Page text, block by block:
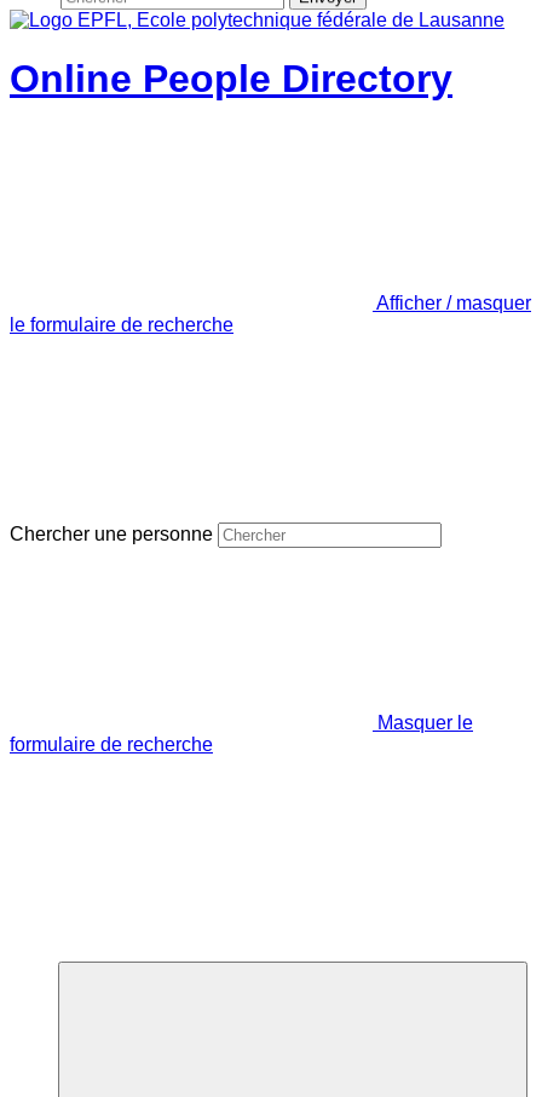
Online People Directory
Afficher / masquer
le formulaire de recherche
Chercher une personne
Masquer le
formulaire de recherche